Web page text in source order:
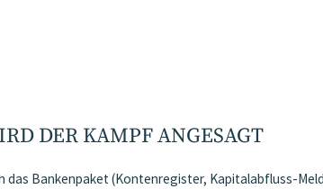
DER KAMPF ANGESAGT
das Bankenpaket (Kontenregister, Kapitalabfluss-